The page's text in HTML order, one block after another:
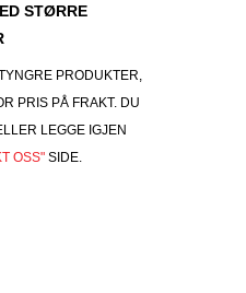
STØRRE
PRODUKTER,
PRIS PÅ FRAKT. DU
LEGGE IGJEN
OSS"SIDE.